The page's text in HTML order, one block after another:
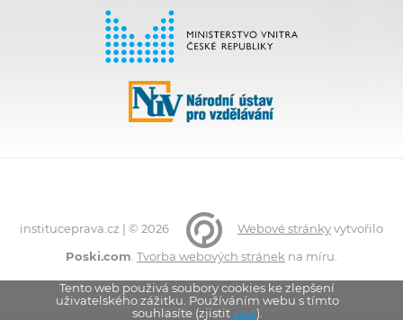
instituceprava.cz | © 2026 Webové stránkyvytvořilo
Poski.com Tvorba webových stránek na míru.
Tento web použivá soubory cookies ke zlepšení
uživatelského zážitku. Používáním webu s tímto
souhlasíte (zjistitvíce).